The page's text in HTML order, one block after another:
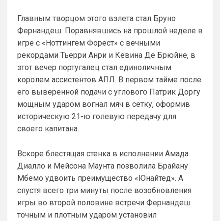
Главным творцом этого взлета стал Бруно
Фернандеш. Поравнявшись на прошлой неделе в
игре с «Ноттингем Форест» с вечными
рекордами Тьерри Анри и Кевина Де Брюйне, в
этот вечер португалец стал единоличным
королем ассистентов АПЛ. В первом тайме после
его выверенной подачи с углового Патрик Доргу
мощным ударом вогнал мяч в сетку, оформив
историческую 21-ю голевую передачу для
своего капитана.
Вскоре блестящая стенка в исполнении Амада
Диалло и Мейсона Маунта позволила Брайану
Мбемо удвоить преимущество «Юнайтед». А
спустя всего три минуты после возобновления
игры во второй половине встречи Фернандеш
точным и плотным ударом установил